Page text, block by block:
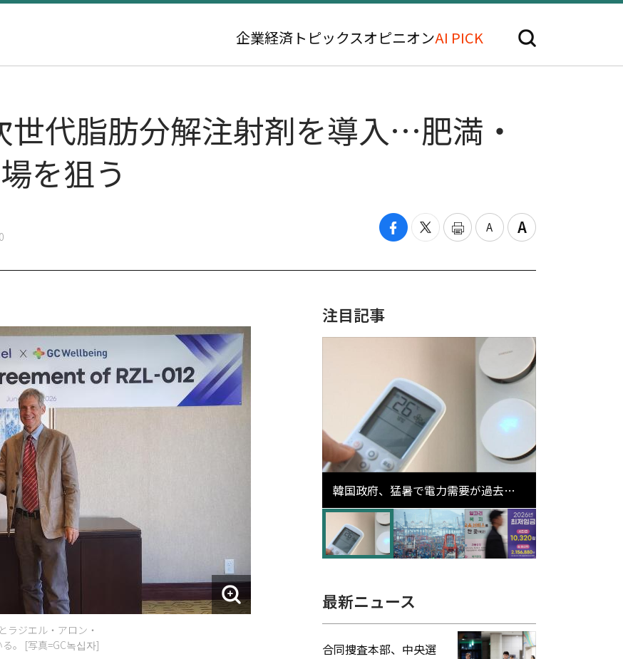
企業経済 トピックスオピニオンAI PICK
世代脂肪分解注射剤を導入…肥満・
を狙う
ラジエル・アロン・
。 [写真=GC녹십자]
注目記事
韓国政府、猛暑で電力需要が過去最
高更新の可能性に需給対応体制を点
検
最新ニュース
合同捜査本部、中央選